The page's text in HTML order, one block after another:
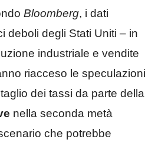
Bloomberg, i dati
deboli degli Stati Uniti – in
industriale e vendite
riacceso le speculazioni
dei tassi da parte della
nella seconda metà
che potrebbe